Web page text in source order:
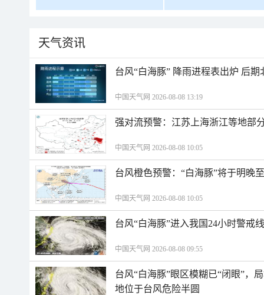
天气资讯
台风“白海豚” 降雨进程表出炉 后
中国天气网 2026-08-08 13:19
强对流预警：江苏上海浙江等地部
中国天气网 2026-08-08 10:05
台风橙色预警：“白海豚”将于明晚
中国天气网 2026-08-08 10:05
台风“白海豚”进入我国24小时警戒
中国天气网 2026-08-08 09:55
台风“白海豚”眼区模糊已“闭眼”，
地位于台风危险半圆